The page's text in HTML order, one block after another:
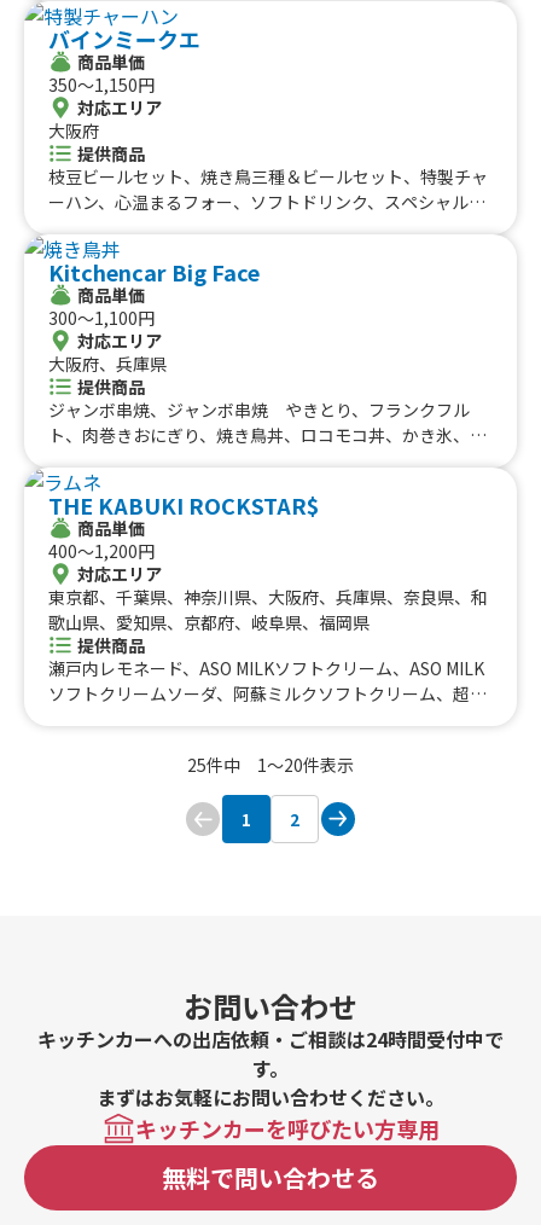
ラテ、カフェラテ フレーバーラテ、カップ総菜、悠々自
適弁当、アフォガード、ドリンク、コーヒーゼリーフロー
ト、冷やしブリュレシフォン、コーヒー、シフォンケーキ
取】コーヒー等のカフェドリンク、【買取】クレープ
バインミークエ
商品単価
350〜1,150円
対応エリア
大阪府
提供商品
枝豆ビールセット、焼き鳥三種＆ビールセット、特製チャ
ーハン、心温まるフォー、ソフトドリンク、スペシャルバ
トナムぜんざいチェー、まるごとココナッツ、塩コーヒ
ー、ガチャガチャマンゴー、フライポテト、唐揚げ、バイ
ンミークエ２個セット
Kitchencar Big Face
商品単価
300〜1,100円
対応エリア
大阪府、兵庫県
提供商品
ジャンボ串焼、ジャンボ串焼 やきとり、フランクフル
ト、肉巻きおにぎり、焼き鳥丼、ロコモコ丼、かき氷、ビ
THE KABUKI ROCKSTAR$
商品単価
400〜1,200円
対応エリア
東京都、千葉県、神奈川県、大阪府、兵庫県、奈良県、和
歌山県、愛知県、京都府、岐阜県、福岡県
提供商品
瀬戸内レモネード、ASO MILKソフトクリーム、ASO MILK
ソフトクリームソーダ、阿蘇ミルクソフトクリーム、超デ
コレートソースソフトクリーム、メープルソフトクリー
ム、アフォガード、アイスコーヒーフロート、マンゴーフ
ロート、ラムネ、パインスムージー、冷やしスティックパ
イン、冷やしスティックマンゴー、ストロベリースムージ
ム、プレミアムあら川の桃ソフトクリーム、チェードリン
25件中 1〜20件表示
1 2
お問い合わせ
キッチンカーへの出店依頼・ご相談は24時間受付中で
す。
まずはお気軽にお問い合わせください。
キッチンカーを呼びたい方専用
無料で問い合わせる